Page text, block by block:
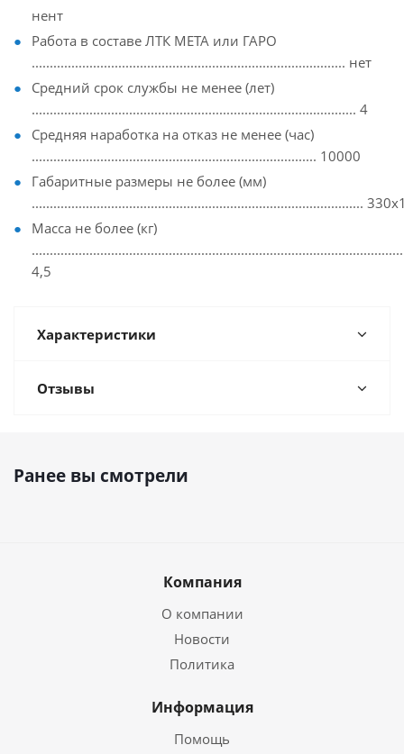
нент
Работа в составе ЛТК МЕТА или ГАРО
....................................................................................... нет
Средний срок службы не менее (лет)
.......................................................................................... 4
Средняя наработка на отказ не менее (час)
............................................................................... 10000
Габаритные размеры не более (мм)
............................................................................................
Масса не более (кг)
4,5
Характеристики
Отзывы
Ранее вы смотрели
Компания
О компании
Новости
Политика
Информация
Помощь